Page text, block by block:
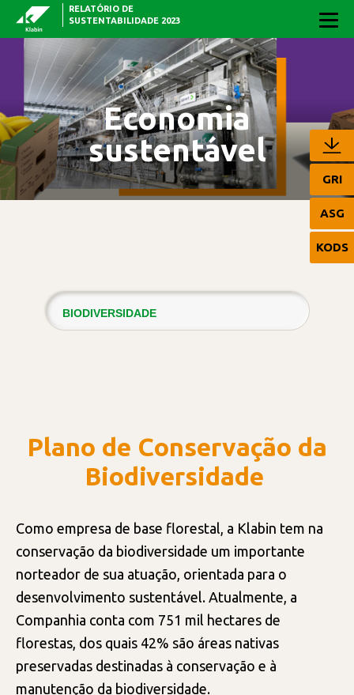
Pular para o Conteúdo principal
RELATÓRIO DE
SUSTENTABILIDADE 2023
Economia
sustentável
GRI
ASG
KODS
FORNECEDORES
BIODIVERSIDADE
Plano de Conservação da
Biodiversidade
Como empresa de base florestal, a Klabin tem na
conservação da biodiversidade um importante
norteador de sua atuação, orientada para o
desenvolvimento sustentável. Atualmente, a
Companhia conta com 751 mil hectares de
florestas, dos quais 42% são áreas nativas
preservadas destinadas à conservação e à
manutenção da biodiversidade.